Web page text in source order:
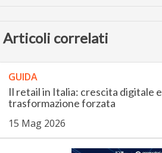
Articoli correlati
GUIDA
Il retail in Italia: crescita digitale e
trasformazione forzata
15 Mag 2026